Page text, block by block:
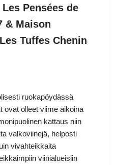
Pensées de
& Maison
Tuffes Chenin
ruokapöydässä
ovat olleet viime aikoina
kattaus niin
valkoviinejä, helposti
vivahteikkaita
viinialueisiin